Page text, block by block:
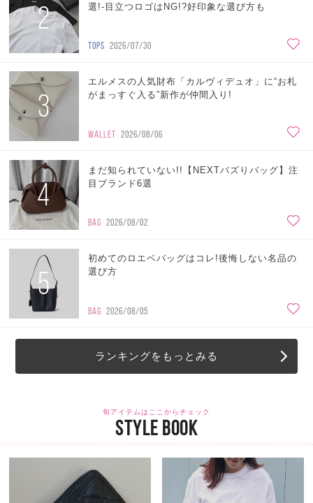
2
選!-目立つロゴはNG!?好印象な選び方も
TOPS 2026/07/30
3
エルメスの人気財布「カルヴィデュオ」に“お札
がまっすぐ入る”新作が仲間入り!
WALLET 2026/08/06
4
まだ知られていない!!【NEXTバズりバッグ】注
目ブランド6選
BAG 2026/08/02
5
初めてのロエベバッグはコレ!後悔しない名品の
選び方
BAG 2026/08/05
ランキングをもっとみる
旬アイテムはここからチェック
STYLE BOOK